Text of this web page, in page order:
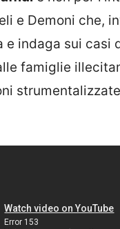
e Demoni che,
e indaga sui casi
famiglie